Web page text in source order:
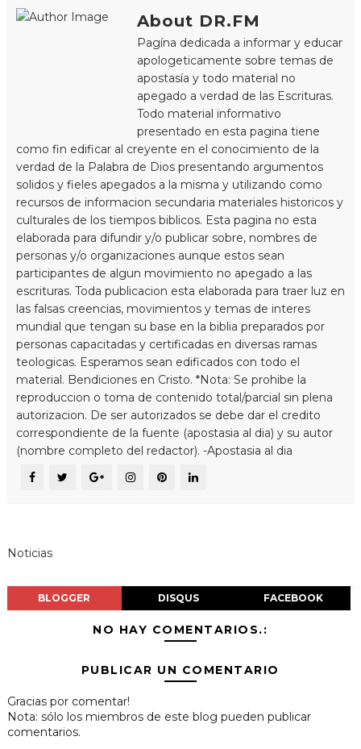
About DR.FM
Pagína dedicada a informar y educar
apologeticamente sobre temas de
apostasía y todo material no
apegado a verdad de las Escrituras.
Todo material informativo
presentado en esta pagina tiene
como fin edificar al creyente en el conocimiento de la
verdad de la Palabra de Dios presentando argumentos
solidos y fieles apegados a la misma y utilizando como
recursos de informacion secundaria materiales historicos y
culturales de los tiempos biblicos. Esta pagina no esta
elaborada para difundir y/o publicar sobre, nombres de
personas y/o organizaciones aunque estos sean
participantes de algun movimiento no apegado a las
escrituras. Toda publicacion esta elaborada para traer luz en
las falsas creencias, movimientos y temas de interes
mundial que tengan su base en la biblia preparados por
personas capacitadas y certificadas en diversas ramas
teologicas. Esperamos sean edificados con todo el
material. Bendiciones en Cristo. *Nota: Se prohibe la
reproduccion o toma de contenido total/parcial sin plena
autorizacion. De ser autorizados se debe dar el credito
correspondiente de la fuente (apostasia al dia) y su autor
(nombre completo del redactor). -Apostasia al dia
Noticias
BLOGGER DISQUS FACEBOOK
NO HAY COMENTARIOS.:
PUBLICAR UN COMENTARIO
Gracias por comentar!
Nota: sólo los miembros de este blog pueden publicar
comentarios.